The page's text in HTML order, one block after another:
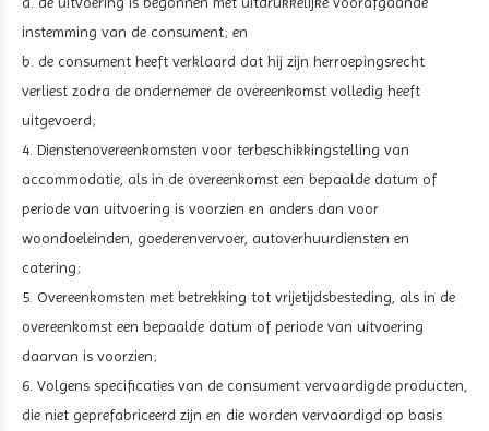
instemming van de consument; en
b. de consument heeft verklaard dat hij zijn herroepingsrecht
verliest zodra de ondernemer de overeenkomst volledig heeft
uitgevoerd;
4. Dienstenovereenkomsten voor terbeschikkingstelling van
accommodatie, als in de overeenkomst een bepaalde datum of
periode van uitvoering is voorzien en anders dan voor
woondoeleinden, goederenvervoer, autoverhuurdiensten en
catering;
5. Overeenkomsten met betrekking tot vrijetijdsbesteding, als in de
overeenkomst een bepaalde datum of periode van uitvoering
daarvan is voorzien;
6. Volgens specificaties van de consument vervaardigde producten,
die niet geprefabriceerd zijn en die worden vervaardigd op basis